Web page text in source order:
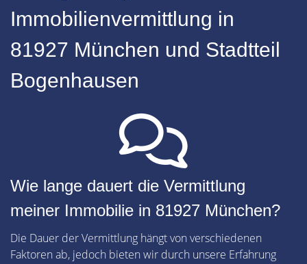
Immobilienvermittlung in
81927 München und Stadtteil
Bogenhausen
Wie lange dauert die Vermittlung
meiner Immobilie in 81927 München?
Die Dauer der Vermittlung hängt von verschiedenen
Faktoren ab, jedoch bieten wir durch unsere Erfahrung